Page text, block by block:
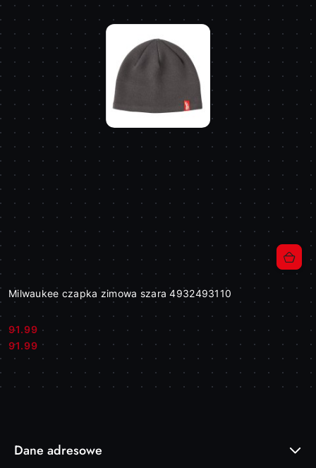
Milwaukee czapka zimowa szara 4932493110
Cena:
91.99
Cena:
91.99
Dane adresowe